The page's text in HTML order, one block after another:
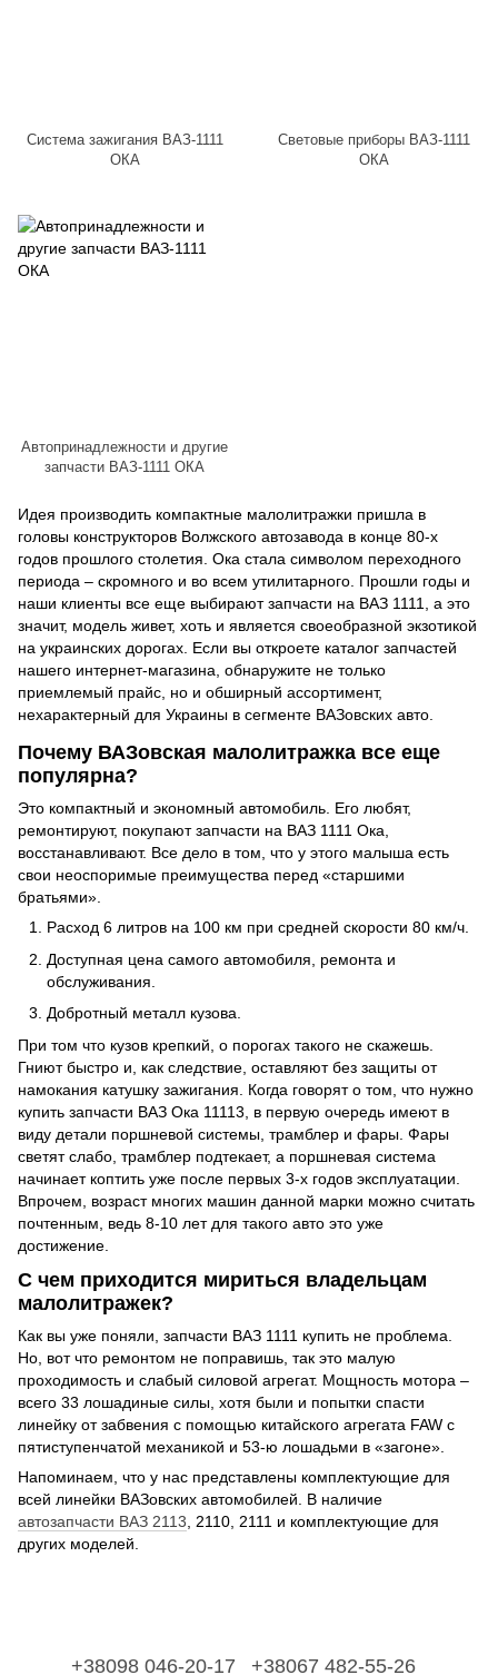
Идея производить компактные малолитражки пришла в
головы конструкторов Волжского автозавода в конце 80-х
годов прошлого столетия. Ока стала символом переходного
периода – скромного и во всем утилитарного. Прошли годы и
наши клиенты все еще выбирают запчасти на ВАЗ 1111, а это
значит, модель живет, хоть и является своеобразной экзотикой
на украинских дорогах. Если вы откроете каталог запчастей
нашего интернет-магазина, обнаружите не только
приемлемый прайс, но и обширный ассортимент,
нехарактерный для Украины в сегменте ВАЗовских авто.
Почему ВАЗовская малолитражка все еще
популярна?
Это компактный и экономный автомобиль. Его любят,
ремонтируют, покупают запчасти на ВАЗ 1111 Ока,
восстанавливают. Все дело в том, что у этого малыша есть
свои неоспоримые преимущества перед «старшими
братьями».
Расход 6 литров на 100 км при средней скорости 80 км/ч.
Доступная цена самого автомобиля, ремонта и
обслуживания.
Добротный металл кузова.
При том что кузов крепкий, о порогах такого не скажешь.
Гниют быстро и, как следствие, оставляют без защиты от
намокания катушку зажигания. Когда говорят о том, что нужно
купить запчасти ВАЗ Ока 11113, в первую очередь имеют в
виду детали поршневой системы, трамблер и фары. Фары
светят слабо, трамблер подтекает, а поршневая система
начинает коптить уже после первых 3-х годов эксплуатации.
Впрочем, возраст многих машин данной марки можно считать
почтенным, ведь 8-10 лет для такого авто это уже
достижение.
С чем приходится мириться владельцам
малолитражек?
Как вы уже поняли, запчасти ВАЗ 1111 купить не проблема.
Но, вот что ремонтом не поправишь, так это малую
проходимость и слабый силовой агрегат. Мощность мотора –
всего 33 лошадиные силы, хотя были и попытки спасти
линейку от забвения с помощью китайского агрегата FAW с
пятиступенчатой механикой и 53-ю лошадьми в «загоне».
Напоминаем, что у нас представлены комплектующие для
всей линейки ВАЗовских автомобилей. В наличие
автозапчасти ВАЗ 2113 , 2110, 2111 и комплектующие для
других моделей.
Система зажигания ВАЗ-1111
ОКА
Световые приборы ВАЗ-1111
ОКА
Автопринадлежности и другие
запчасти ВАЗ-1111 ОКА
+38098 046-20-17 +38067 482-55-26